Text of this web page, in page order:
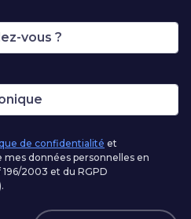
de confidentialité et
mes données personnelles en
2003 et du RGPD